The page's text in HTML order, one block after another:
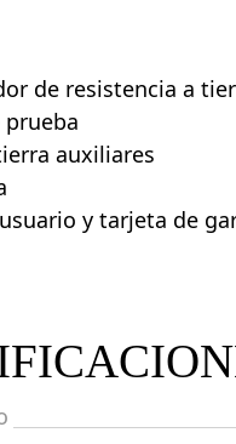
de resistencia a
prueba
auxiliares
y tarjeta de